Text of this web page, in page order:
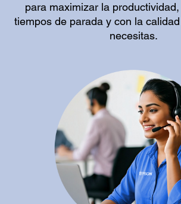
para maximizar la
tiempos de parada y con la
necesitas.